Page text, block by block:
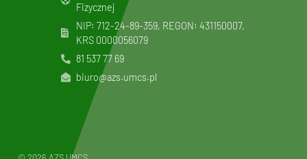
Fizycznej
NIP: 712-24-89-359, REGON: 431150007,
KRS 0000056079
81 537 77 69
biuro@azs.umcs.pl